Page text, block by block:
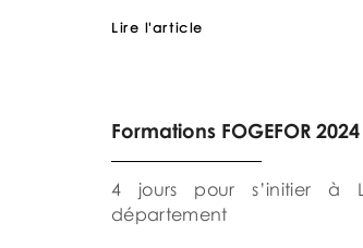
Lire l'article
Formations FOGEFOR 2024
4 jours pour s’initier à
département